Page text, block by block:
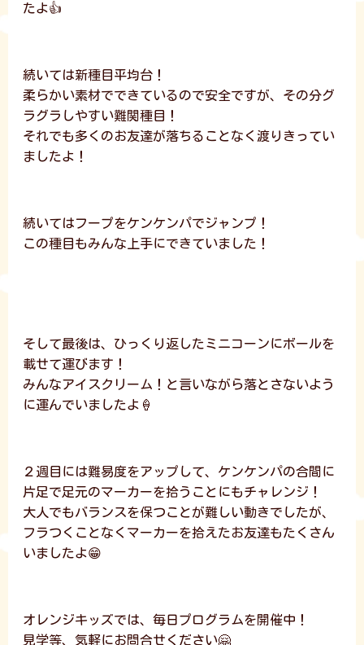
たよ👍
続いては新種目平均台！
柔らかい素材でできているので安全ですが、その分グ
ラグラしやすい難関種目！
それでも多くのお友達が落ちることなく渡りきってい
ましたよ！
続いてはフープをケンケンパでジャンプ！
この種目もみんな上手にできていました！
そして最後は、ひっくり返したミニコーンにボールを
載せて運びます！
みんなアイスクリーム！と言いながら落とさないよう
に運んでいましたよ🍦
２週目には難易度をアップして、ケンケンパの合間に
片足で足元のマーカーを拾うことにもチャレンジ！
大人でもバランスを保つことが難しい動きでしたが、
フラつくことなくマーカーを拾えたお友達もたくさん
いましたよ😁
オレンジキッズでは、毎日プログラムを開催中！
見学等、気軽にお問合せください🤗